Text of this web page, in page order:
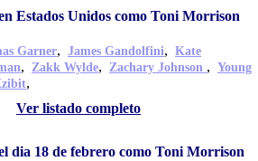
Estados Unidos como Toni Morrison
Garner, James Gandolfini, Kate
, Zakk Wylde, Zachary Johnson , Young
,
Ver listado completo
dia 18 de febrero como Toni Morrison